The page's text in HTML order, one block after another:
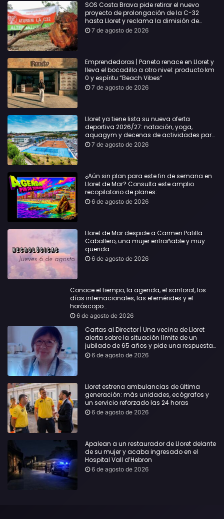
SOS Costa Brava pide retirar el nuevo
proyecto de prolongación de la C-32
hasta Lloret y reclama la dimisión de
Sílvia Paneque
7 de agosto de 2026
Emprendedoras | Paneto renace en Lloret y
lleva el bocadillo a otro nivel: producto km
0 y espíritu “Beach Vibes”
7 de agosto de 2026
Lloret ya tiene lista su nueva oferta
deportiva 2026/27: natación, yoga,
aquagym y decenas de actividades para
todas las edades
7 de agosto de 2026
¿Aún sin plan para este fin de semana en
Lloret de Mar? Consulta este amplio
recopilatorio de planes:
6 de agosto de 2026
Lloret de Mar despide a Carmen Patilla
Caballero, una mujer entrañable y muy
querida
6 de agosto de 2026
Conoce el tiempo, la agenda, el santoral, los
días internacionales, las efemérides y el
horóscopo…
6 de agosto de 2026
Cartas al Director | Una vecina de Lloret
alerta sobre la situación límite de un
jubilado de 65 años y pide una respuesta
urgente
6 de agosto de 2026
Lloret estrena ambulancias de última
generación: más unidades, ecógrafos y
un servicio reforzado las 24 horas
6 de agosto de 2026
Apalean a un restaurador de Lloret delante
de su mujer y acaba ingresado en el
Hospital Vall d’Hebron
6 de agosto de 2026